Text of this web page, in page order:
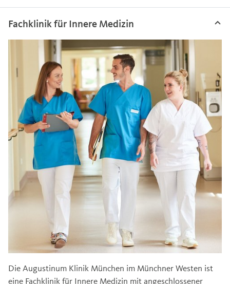
Fachklinik für Innere Medizin
Die Augustinum Klinik München im Münchner Westen ist
eine Fachklinik für Innere Medizin mit angeschlossener